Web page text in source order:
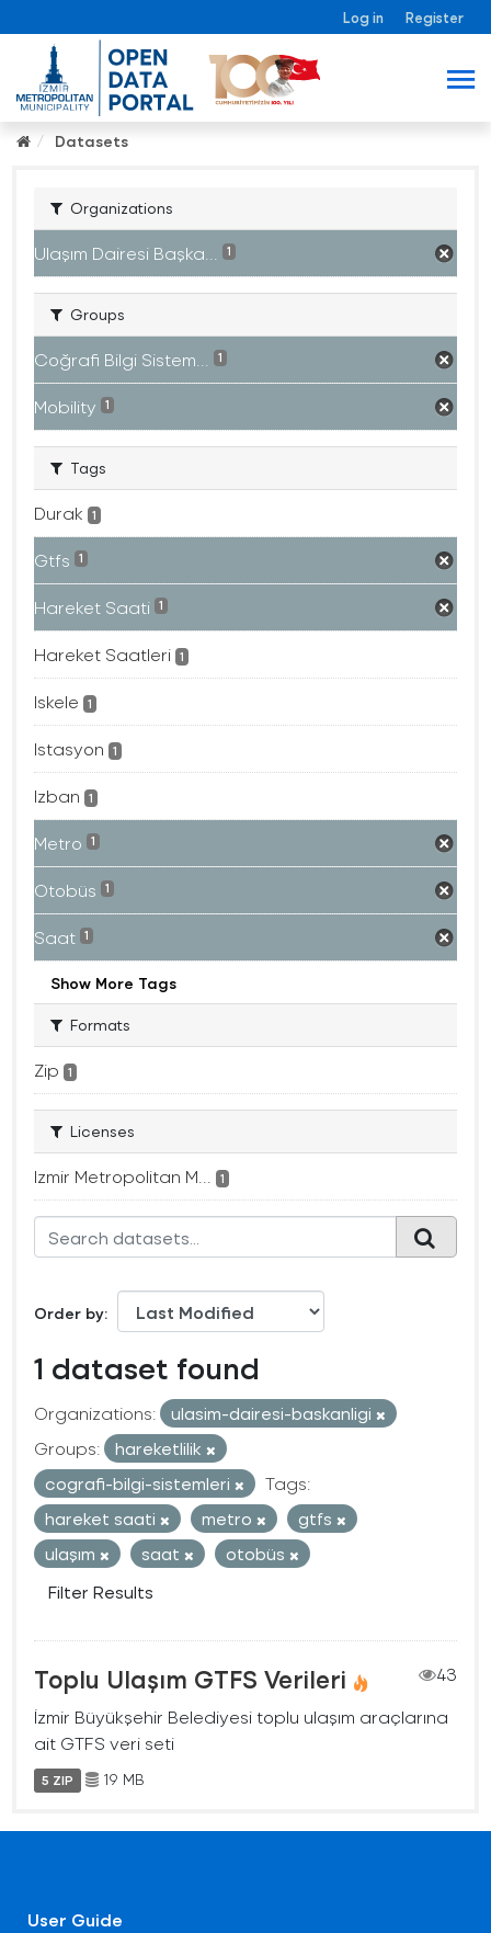
Log in Register
Datasets
Organizations
Ulaşım Dairesi Başka... 1
Groups
Coğrafi Bilgi Sistem... 1
Mobility 1
Tags
Durak 1
Gtfs 1
Hareket Saati 1
Hareket Saatleri 1
Iskele 1
Istasyon 1
Izban 1
Metro 1
Otobüs 1
Saat 1
Show More Tags
Formats
Zip 1
Licenses
Izmir Metropolitan M... 1
Order by
1 dataset found
Organizations:
ulasim-dairesi-baskanligi
Groups:
hareketlilik
cografi-bilgi-sistemleri
Tags:
hareket saati
metro
gtfs
ulaşım
saat
otobüs
Filter Results
Toplu Ulaşım GTFS Verileri
43
İzmir Büyükşehir Belediyesi toplu ulaşım araçlarına
ait GTFS veri seti
5 ZIP 19 MB
User Guide